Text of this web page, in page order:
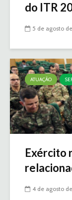
do ITR
5 de agosto
ATUAÇÃO
Exército
4 de agosto